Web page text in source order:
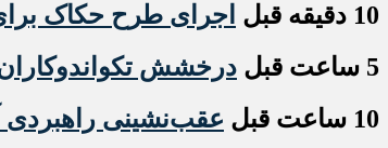
10 دقیقه قبل
اجرای طرح حکاک
5 ساعت قبل
درخشش
10 ساعت قبل
عقب‌نشینی راهبردی